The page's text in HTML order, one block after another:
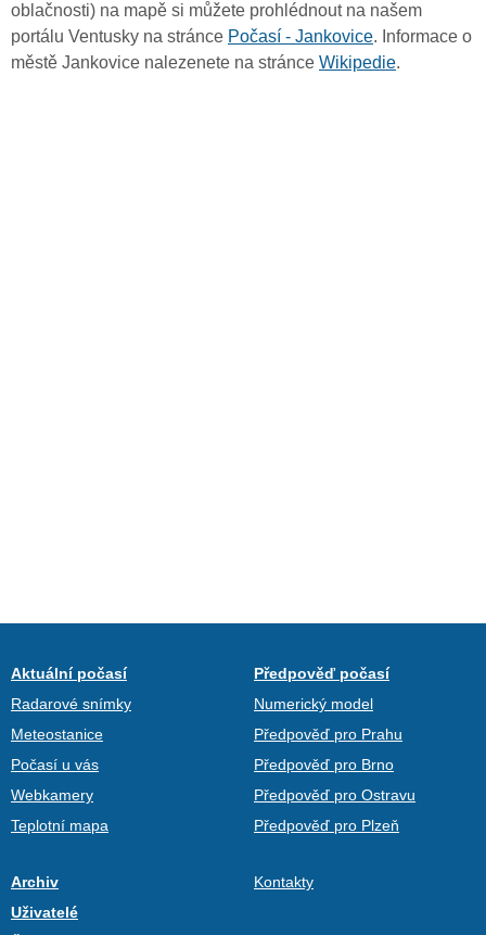
oblačnosti) na mapě si můžete prohlédnout na našem
portálu Ventusky na stránce Počasí - Jankovice. Informace o
městě Jankovice nalezenete na stránce Wikipedie.
Aktuální počasí
Radarové snímky
Meteostanice
Počasí u vás
Webkamery
Teplotní mapa
Předpověď počasí
Numerický model
Předpověď pro Prahu
Předpověď pro Brno
Předpověď pro Ostravu
Předpověď pro Plzeň
Archiv
Uživatelé
Kontakty